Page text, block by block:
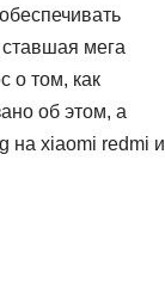
мега
о том, как
об этом, а
на xiaomi redmi и